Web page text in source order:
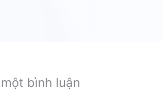
bình luận